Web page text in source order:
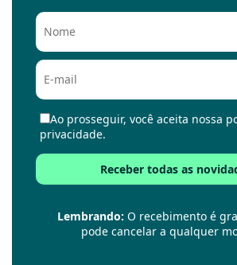
Ao prosseguir, você aceita nossa
privacidade.
Lembrando: O recebimento é
pode cancelar a qualquer